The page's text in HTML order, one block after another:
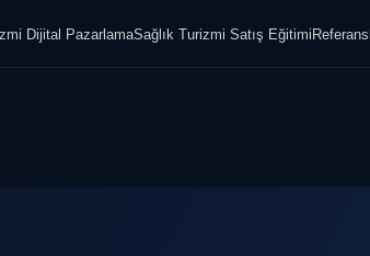
Dijital PazarlamaSağlık Turizmi Satış Eğitimi